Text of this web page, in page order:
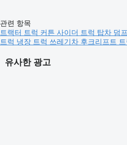
유사한 광고
관련 항목
트랙터 트럭 커튼 사이더 트럭 탑차 덤
트럭 냉장 트럭 쓰레기차 후크리프트 트